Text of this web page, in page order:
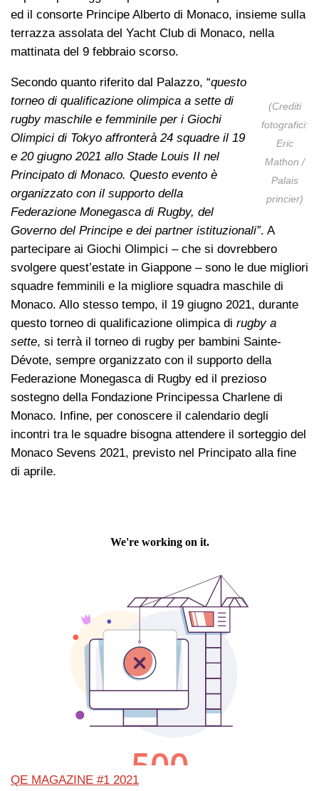
ed il consorte Principe Alberto di Monaco, insieme sulla
terrazza assolata del Yacht Club di Monaco, nella
mattinata del 9 febbraio scorso.
(Crediti
fotografici:
Eric
Mathon /
Palais
princier)
Secondo quanto riferito dal Palazzo, “questo
torneo di qualificazione olimpica a sette di
rugby maschile e femminile per i Giochi
Olimpici di Tokyo affronterà 24 squadre il 19
e 20 giugno 2021 allo Stade Louis II nel
Principato di Monaco. Questo evento è
organizzato con il supporto della
Federazione Monegasca di Rugby, del
Governo del Principe e dei partner istituzionali”. A
partecipare ai Giochi Olimpici – che si dovrebbero
svolgere quest’estate in Giappone – sono le due migliori
squadre femminili e la migliore squadra maschile di
Monaco. Allo stesso tempo, il 19 giugno 2021, durante
questo torneo di qualificazione olimpica di rugby a
sette, si terrà il torneo di rugby per bambini Sainte-
Dévote, sempre organizzato con il supporto della
Federazione Monegasca di Rugby ed il prezioso
sostegno della Fondazione Principessa Charlene di
Monaco. Infine, per conoscere il calendario degli
incontri tra le squadre bisogna attendere il sorteggio del
Monaco Sevens 2021, previsto nel Principato alla fine
di aprile.
QE MAGAZINE #1 2021